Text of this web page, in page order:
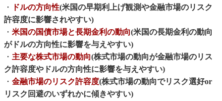
・
ドルの方向性(米国の早期利上げ観測や金融市場のリスク
許容度に影響されやすい)
・ 米国の国債市場と長期金利の動向(米国の長期金利の動向
がドルの方向性に影響を与えやすい)
・ 主要な株式市場の動向(株式市場の動向が金融市場のリス
ク許容度やドルの方向性に影響を与えやすい)
・ 金融市場のリスク許容度(株式市場の動向でリスク選好or
リスク回避のいずれかに傾きやすい)